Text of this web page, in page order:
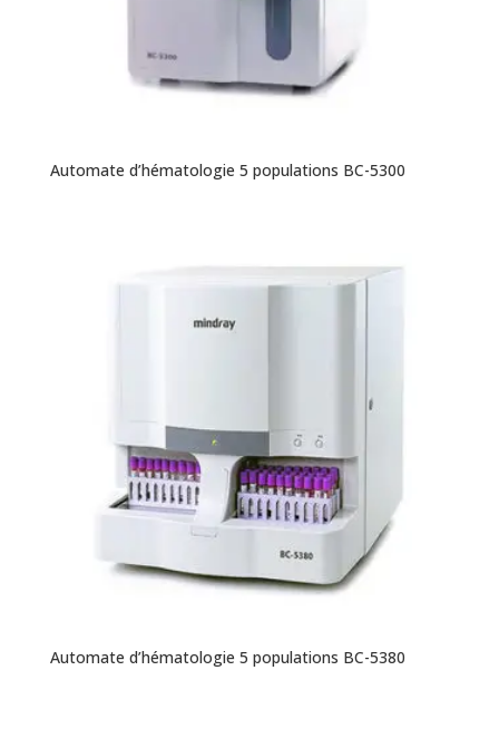
Automate d’hématologie 5 populations BC-5300
Automate d’hématologie 5 populations BC-5380